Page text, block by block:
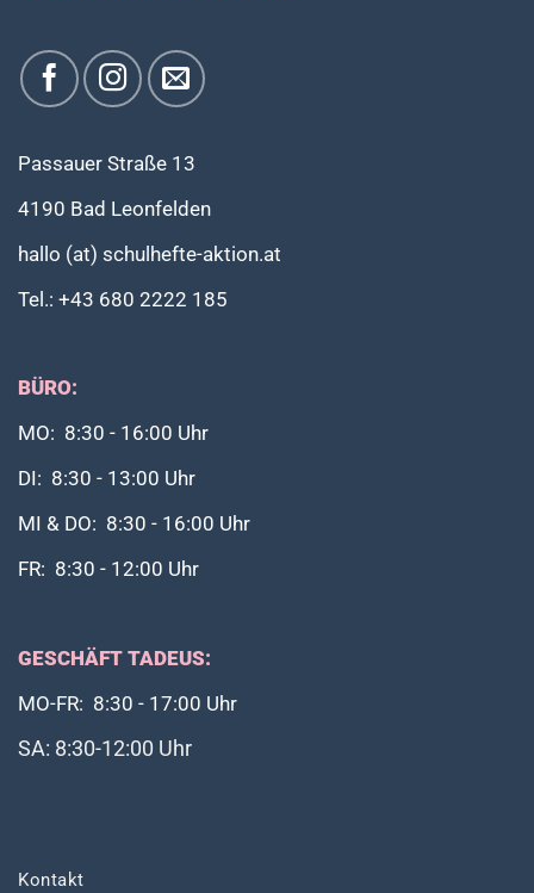
Passauer Straße 13
4190 Bad Leonfelden
hallo (at) schulhefte-aktion.at
Tel.: +43 680 2222 185
BÜRO:
MO: 8:30 - 16:00 Uhr
DI: 8:30 - 13:00 Uhr
MI & DO: 8:30 - 16:00 Uhr
FR: 8:30 - 12:00 Uhr
GESCHÄFT TADEUS:
MO-FR: 8:30 - 17:00 Uhr
SA: 8:30-12:00 Uhr
Kontakt